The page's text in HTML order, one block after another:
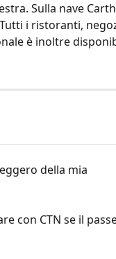
Sulla nave
i ristoranti,
è inoltre
della mia
con CTN se il